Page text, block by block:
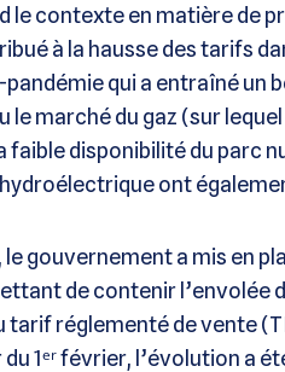
le contexte en matière de
à la hausse des tarifs
qui a entraîné un
le marché du gaz (sur
faible disponibilité du parc
ont
gouvernement a mis en
de contenir l’envolée
tarif réglementé de vente
1ᵉʳ février, l’évolution a